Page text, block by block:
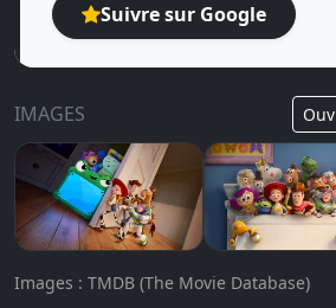
Suivre sur Google
IMAGES
Images : TMDB (The Movie Database)